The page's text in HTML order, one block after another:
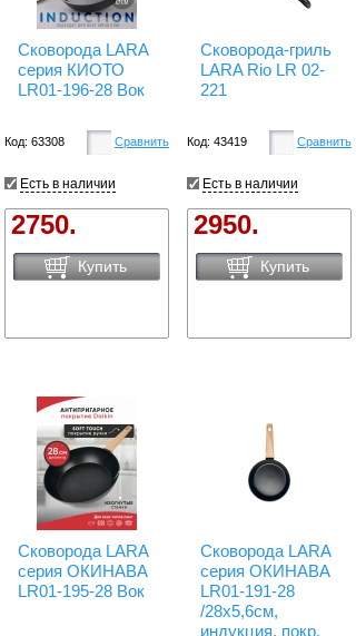
Сковорода LARA
серия КИОТО
LR01-196-28 Вок
Код: 63308 Сравнить
Есть в наличии
2750.
Купить
Сковорода-гриль
LARA Rio LR 02-
221
Код: 43419 Сравнить
Есть в наличии
2950.
Купить
Сковорода LARA
серия ОКИНАВА
LR01-195-28 Вок
Сковорода LARA
серия ОКИНАВА
LR01-191-28
/28х5,6см,
индукция, покр.